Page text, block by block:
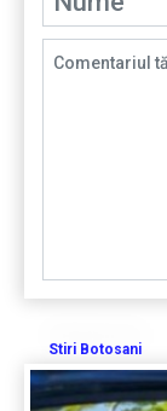
Stiri Botosani